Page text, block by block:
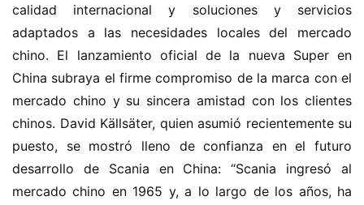
calidad internacional y soluciones y servicios
adaptados a las necesidades locales del mercado
chino. El lanzamiento oficial de la nueva Super en
China subraya el firme compromiso de la marca con el
mercado chino y su sincera amistad con los clientes
chinos. David Källsäter, quien asumió recientemente su
puesto, se mostró lleno de confianza en el futuro
desarrollo de Scania en China: “Scania ingresó al
mercado chino en 1965 y, a lo largo de los años, ha